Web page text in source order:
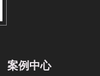
案例中心